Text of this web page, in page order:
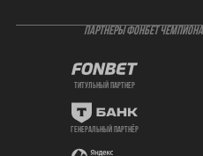
ПАРТНЕРЫ ФОНБЕТ
титульный партнер
генеральный партнёр